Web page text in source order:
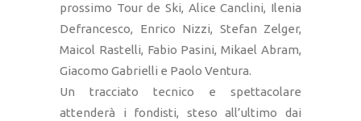
prossimo Tour de Ski, Alice Canclini, Ilenia
Defrancesco, Enrico Nizzi, Stefan Zelger,
Maicol Rastelli, Fabio Pasini, Mikael Abram,
Giacomo Gabrielli e Paolo Ventura.
Un tracciato tecnico e spettacolare
attenderà i fondisti, steso all’ultimo dai